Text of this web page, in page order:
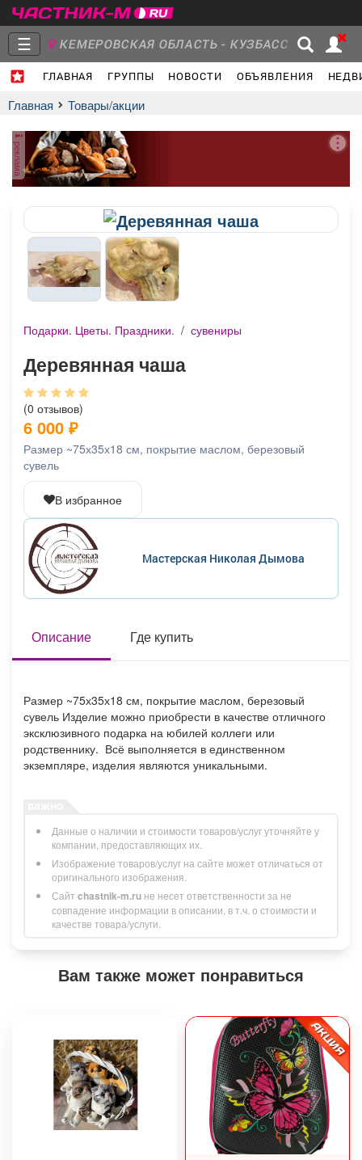
☰ КЕМЕРОВСКАЯ ОБЛАСТЬ - КУЗБАСС
ГЛАВНАЯ ГРУППЫ НОВОСТИ ОБЪЯВЛЕНИЯ
Главная
Объявления Недвижимость Услуги
Работа Транспорт
Афиша Обучение
Товары
ТВ программа Я - пенсионер
Главная Товары/акции
реклама
Подарки. Цветы. Праздники. / сувениры
Деревянная чаша
(0 отзывов)
6 000 ₽
Размер ~75х35х18 см, покрытие маслом, березовый
сувель
В избранное
Мастерская Николая Дымова
Описание Где купить
Размер ~75х35х18 см, покрытие маслом, березовый
сувель Изделие можно приобрести в качестве отличного
эксклюзивного подарка на юбилей коллеги или
родственнику. Всё выполняется в единственном
экземпляре, изделия являются уникальными.
Данные о наличии и стоимости товаров/услуг уточняйте у
компании, предоставляющих их.
Изображение товаров/услуг на сайте может отличаться от
оригинального изображения.
Сайт chastnik-m.ru не несет ответственности за не
совпадение информации в описании, в т.ч. о стоимости и
качестве товара/услуги.
Вам также может понравиться